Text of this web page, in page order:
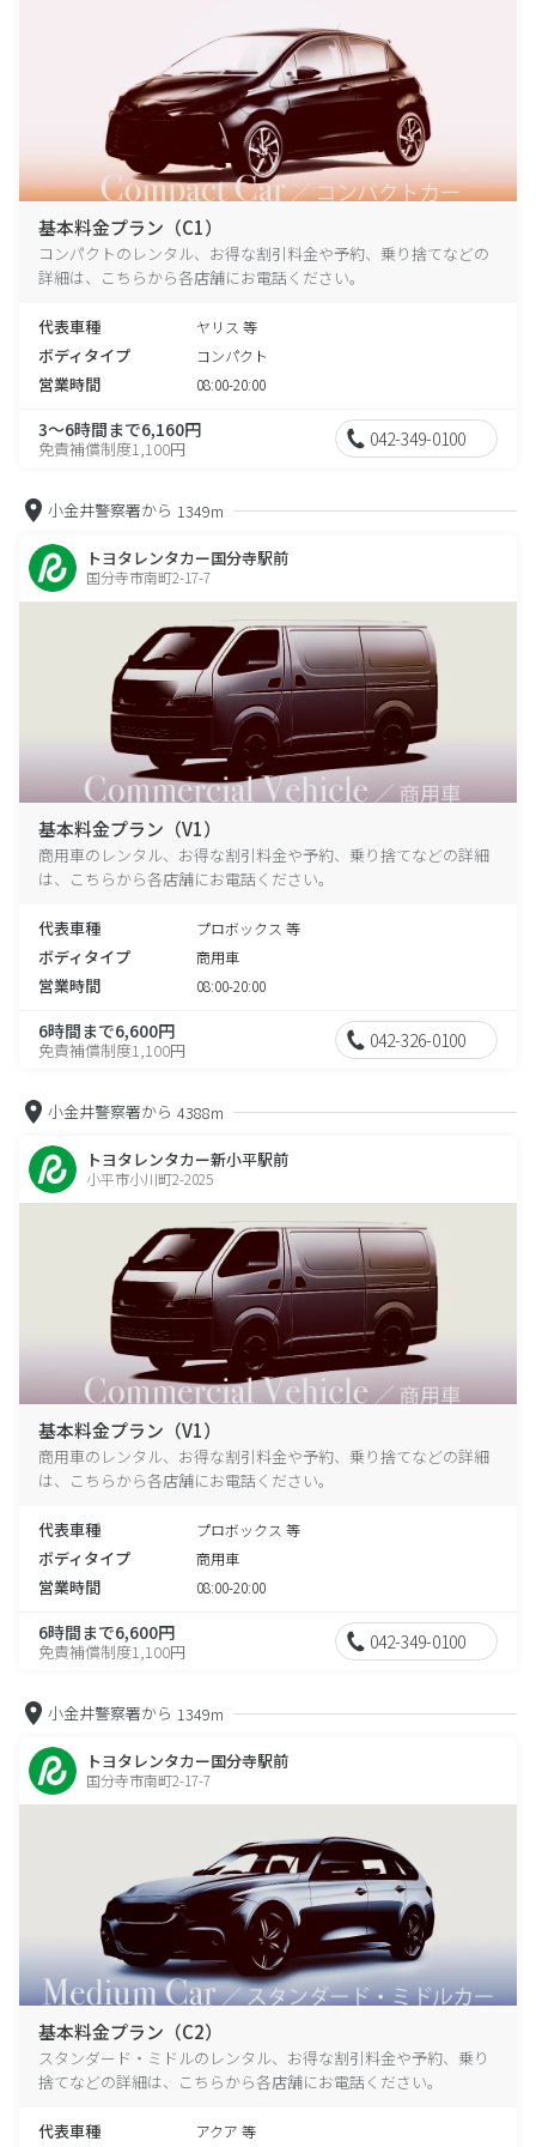
基本料金プラン（C1）
コンパクトのレンタル、お得な割引料金や予約、乗り捨てなどの
詳細は、こちらから各店舗にお電話ください。
代表車種 ヤリス 等
ボディタイプ コンパクト
営業時間 08:00-20:00
3～6時間まで6,160円
免責補償制度1,100円 042-349-0100
小金井警察署から 1349m
トヨタレンタカー国分寺駅前
国分寺市南町2-17-7
基本料金プラン（V1）
商用車のレンタル、お得な割引料金や予約、乗り捨てなどの詳細
は、こちらから各店舗にお電話ください。
代表車種 プロボックス 等
ボディタイプ 商用車
営業時間 08:00-20:00
6時間まで6,600円
免責補償制度1,100円 042-326-0100
小金井警察署から 4388m
トヨタレンタカー新小平駅前
小平市小川町2-2025
基本料金プラン（V1）
商用車のレンタル、お得な割引料金や予約、乗り捨てなどの詳細
は、こちらから各店舗にお電話ください。
代表車種 プロボックス 等
ボディタイプ 商用車
営業時間 08:00-20:00
6時間まで6,600円
免責補償制度1,100円 042-349-0100
小金井警察署から 1349m
トヨタレンタカー国分寺駅前
国分寺市南町2-17-7
基本料金プラン（C2）
スタンダード・ミドルのレンタル、お得な割引料金や予約、乗り
捨てなどの詳細は、こちらから各店舗にお電話ください。
代表車種 アクア 等